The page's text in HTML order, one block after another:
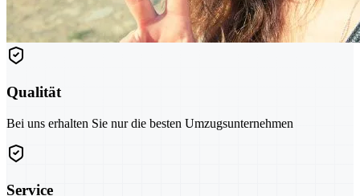
Qualität
Bei uns erhalten Sie nur die besten Umzugsunternehmen
Service